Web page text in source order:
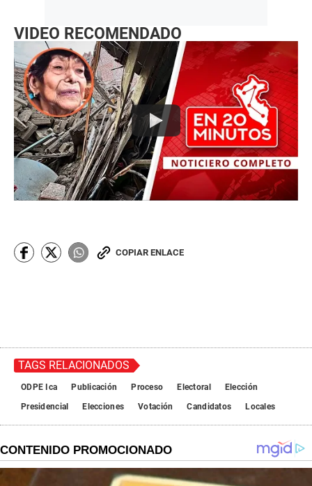
VIDEO RECOMENDADO
COPIAR ENLACE
TAGS RELACIONADOS
ODPE Ica Publicación Proceso Electoral
Elección
Presidencial
Elecciones Votación Candidatos Locales